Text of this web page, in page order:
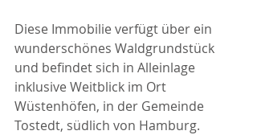
Diese Immobilie verfügt über ein
wunderschönes Waldgrundstück
und befindet sich in Alleinlage
inklusive Weitblick im Ort
Wüstenhöfen, in der Gemeinde
Tostedt, südlich von Hamburg.